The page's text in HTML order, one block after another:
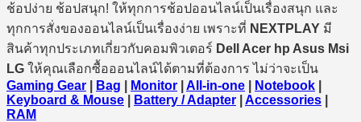
ช้อปง่าย ช้อปสนุก! ให้ทุกการช้อปออนไลน์เป็นเรื่องสนุก และ
ทุกการสั่งของออนไลน์เป็นเรื่องง่าย เพราะที่ NEXTPLAY มี
สินค้าทุกประเภทเกี่ยวกับคอมพิวเตอร์ Dell Acer hp Asus Msi
LG ให้คุณเลือกซื้อออนไลน์ได้ตามที่ต้องการ ไม่ว่าจะเป็น
Gaming Gear
Bag Monitor All-in-one Notebook
Keyboard & Mouse
Battery / Adapter Accessories
RAM